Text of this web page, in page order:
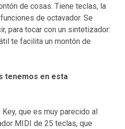
de cosas. Tiene teclas, la
de octavador. Se
para tocar con un sintetizador:
te facilita un montón de
tenemos en esta
que es muy parecido al
MIDI de 25 teclas, que